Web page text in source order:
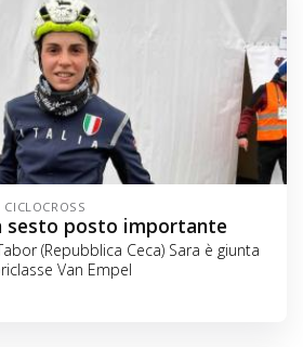
sesto posto importante
(Repubblica Ceca) Sara è giunta
Van Empel